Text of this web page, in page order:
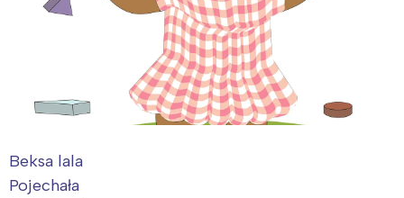
Beksa lala
Pojechała